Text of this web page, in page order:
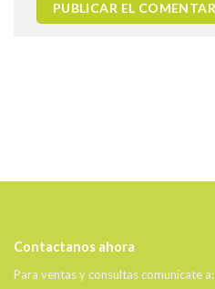
Contactanos ahora
Para ventas y consultas comunícate a: